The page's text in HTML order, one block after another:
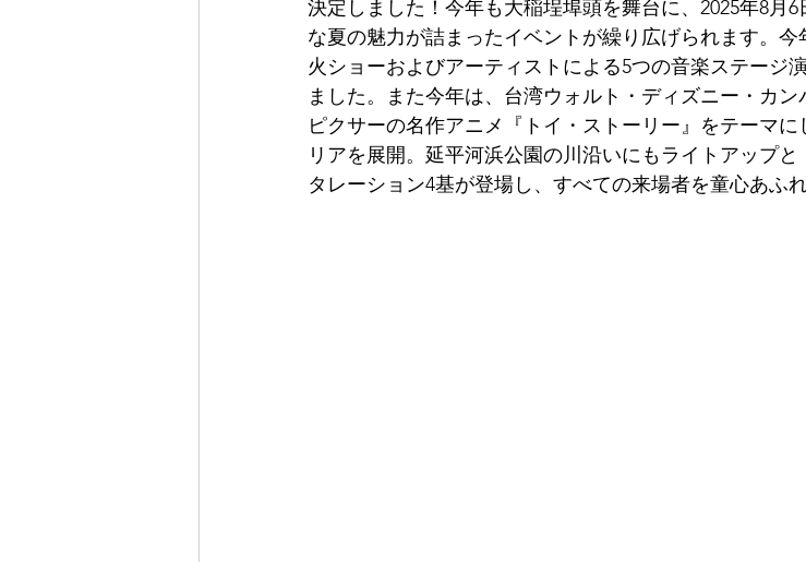
決定しました！今年も大稲埕埠頭を舞台に、2025年8月
な夏の魅力が詰まったイベントが繰り広げられます。
火ショーおよびアーティストによる5つの音楽ステージ
ました。また今年は、台湾ウォルト・ディズニー・カ
ピクサーの名作アニメ『トイ・ストーリー』をテーマ
リアを展開。延平河浜公園の川沿いにもライトアップ
タレーション4基が登場し、すべての来場者を童心あふ